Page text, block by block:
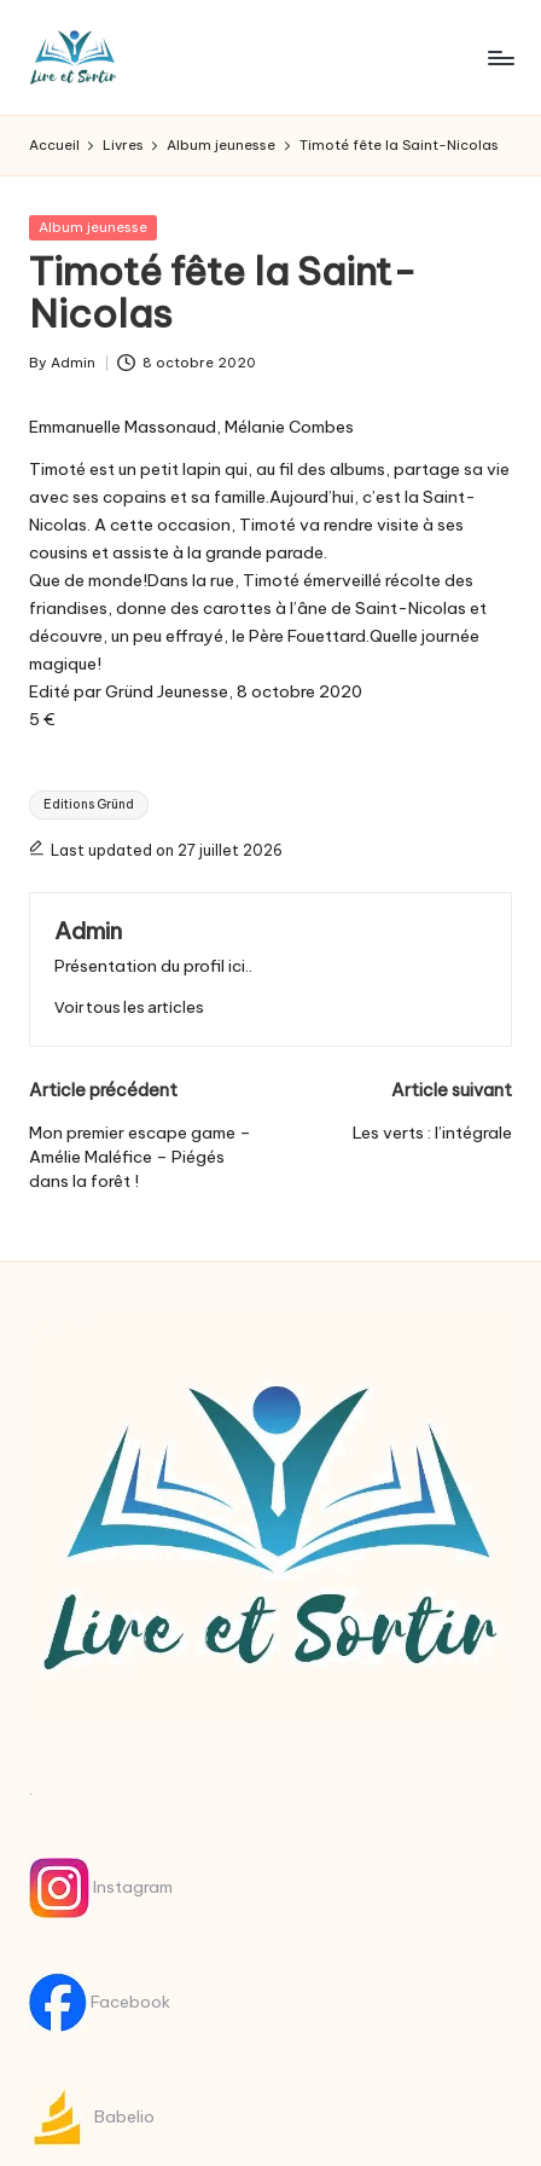
L
ir
e
e
t
s
o
t
ir
pour
les
goûts,
des
sorties
pour
Accueil Livres Album jeunesse Timoté fête la Saint-Nicolas
Posted
Album jeunesse
Timoté fête la Saint-
Nicolas
Posted
By Admin 8 octobre 2020
Emmanuelle Massonaud, Mélanie Combes
Timoté est un petit lapin qui, au fil des albums, partage sa vie
avec ses copains et sa famille.Aujourd’hui, c’est la Saint-
Nicolas. A cette occasion, Timoté va rendre visite à ses
cousins et assiste à la grande parade.
Que de monde!Dans la rue, Timoté émerveillé récolte des
friandises, donne des carottes à l’âne de Saint-Nicolas et
découvre, un peu effrayé, le Père Fouettard.Quelle journée
magique!
Edité par Gründ Jeunesse, 8 octobre 2020
5 €
Tags:
Editions Gründ
Last updated on 27 juillet 2026
Admin
Présentation du profil ici..
Voir tous les articles
Post
navigation
Article précédent
Mon premier escape game –
Amélie Maléfice – Piégés
dans la forêt !
Article suivant
Les verts : l’intégrale
.
Instagram
Facebook
Babelio